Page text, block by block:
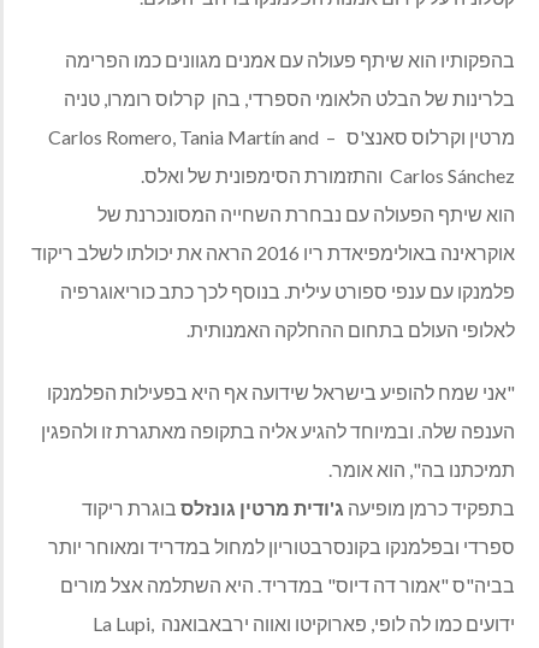
בהפקותיו הוא שיתף פעולה עם אמנים מגוונים כמו הפרימה
בלרינות של הבלט הלאומי הספרדי, בהן קרלוס רומרו, טניה
מרטין וקרלוס סאנצ'ס –
Carlos Romero, Tania Martín and
Carlos Sánchez והתזמורת הסימפונית של ואלס.
הוא שיתף הפעולה עם נבחרת השחייה המסונכרנת של
אוקראינה באולימפיאדת ריו 2016 הראה את יכולתו לשלב ריקוד
פלמנקו עם ענפי ספורט עילית. בנוסף לכך כתב כוריאוגרפיה
לאלופי העולם בתחום ההחלקה האמנותית.
"אני שמח להופיע בישראל שידועה אף היא בפעילות הפלמנקו
הענפה שלה. ובמיוחד להגיע אליה בתקופה מאתגרת זו ולהפגין
תמיכתנו בה", הוא אומר.
בתפקיד כרמן מופיעה ג'ודית מרטין גונזלס בוגרת ריקוד
ספרדי ובפלמנקו בקונסרבטוריון למחול במדריד ומאוחר יותר
בביה"ס "אמור דה דיוס" במדריד. היא השתלמה אצל מורים
ידועים כמו לה לופי, פארוקיטו ואווה ירבאבואנה La Lupi,